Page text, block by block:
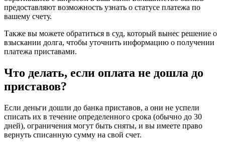
предоставляют возможность узнать о статусе платежа по
вашему счету.
Также вы можете обратиться в суд, который вынес решение о
взыскании долга, чтобы уточнить информацию о получении
платежа приставами.
Что делать, если оплата не дошла до
приставов?
Если деньги дошли до банка приставов, а они не успели
списать их в течение определенного срока (обычно до 30
дней), ограничения могут быть сняты, и вы имеете право
вернуть списанную сумму на свой счет.